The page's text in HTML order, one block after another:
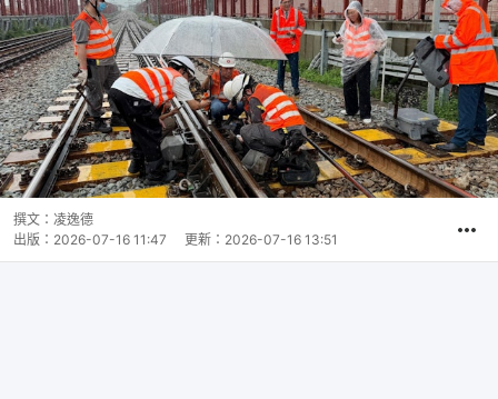
撰文： 凌逸德
出版： 2026-07-16 11:47 更新： 2026-07-16 13:51